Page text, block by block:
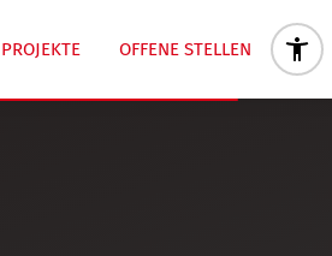
PROJEKTE OFFENE STELLEN